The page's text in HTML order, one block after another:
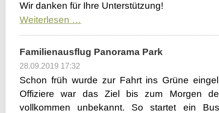
Wir danken für Ihre Unterstützung!
Weiterlesen …
Familienausflug Panorama Park
28.09.2019 17:32
Schon früh wurde zur Fahrt ins Grüne
Offiziere war das Ziel bis zum Morgen
vollkommen unbekannt. So startet ein